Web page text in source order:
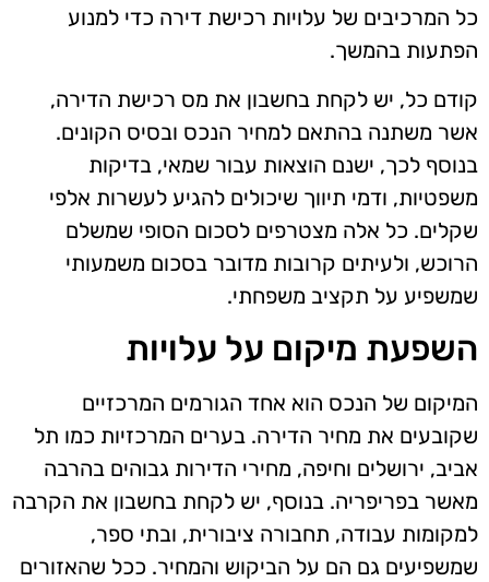
כל המרכיבים של עלויות רכישת דירה כדי למנוע
הפתעות בהמשך.
קודם כל, יש לקחת בחשבון את מס רכישת הדירה,
אשר משתנה בהתאם למחיר הנכס ובסיס הקונים.
בנוסף לכך, ישנם הוצאות עבור שמאי, בדיקות
משפטיות, ודמי תיווך שיכולים להגיע לעשרות אלפי
שקלים. כל אלה מצטרפים לסכום הסופי שמשלם
הרוכש, ולעיתים קרובות מדובר בסכום משמעותי
שמשפיע על תקציב משפחתי.
השפעת מיקום על עלויות
המיקום של הנכס הוא אחד הגורמים המרכזיים
שקובעים את מחיר הדירה. בערים המרכזיות כמו תל
אביב, ירושלים וחיפה, מחירי הדירות גבוהים בהרבה
מאשר בפריפריה. בנוסף, יש לקחת בחשבון את הקרבה
למקומות עבודה, תחבורה ציבורית, ובתי ספר,
שמשפיעים גם הם על הביקוש והמחיר. ככל שהאזורים